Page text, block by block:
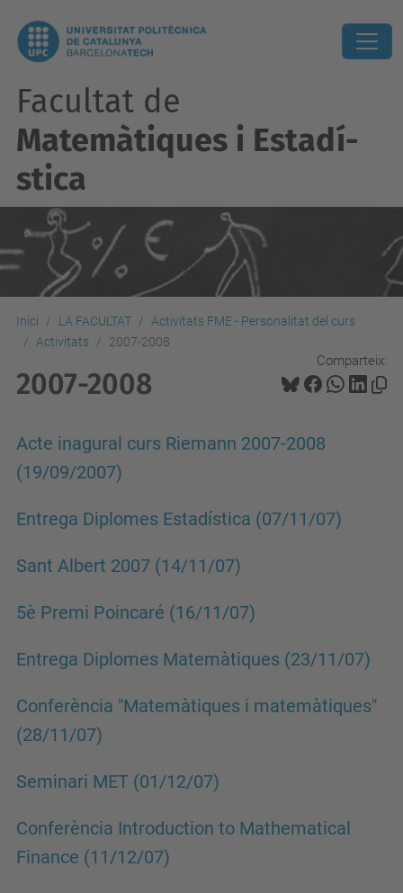
Facultat de
Matemàtiques i Estadí­
stica
Inici LA FACULTAT
Activitats FME - Personalitat del curs
Activitats
2007-2008
Comparteix:
2007-2008
Acte inagural curs Riemann 2007-2008
(19/09/2007)
Entrega Diplomes Estadística (07/11/07)
Sant Albert 2007 (14/11/07)
5è Premi Poincaré (16/11/07)
Entrega Diplomes Matemàtiques (23/11/07)
Conferència "Matemàtiques i matemàtiques"
(28/11/07)
Seminari MET (01/12/07)
Conferència Introduction to Mathematical
Finance (11/12/07)